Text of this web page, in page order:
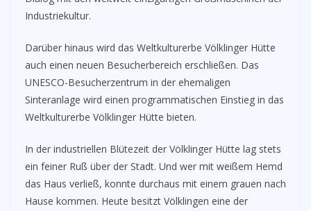
Industriekultur.­
Darüber hinaus wird das Weltkulturerbe Völklinger Hütte
auch einen neuen Besucherbereich erschließen. Das
UNESCO-Besucherzentrum in der ehemaligen
Sinteranlage wird einen programmatischen Einstieg in das
Weltkulturerbe Völklinger Hütte bieten.
In der industriellen Blütezeit der Völklinger Hütte lag stets
ein feiner Ruß über der Stadt. Und wer mit weißem Hemd
das Haus verließ, konnte durchaus mit einem grauen nach
Hause kommen. Heute besitzt Völklingen eine der